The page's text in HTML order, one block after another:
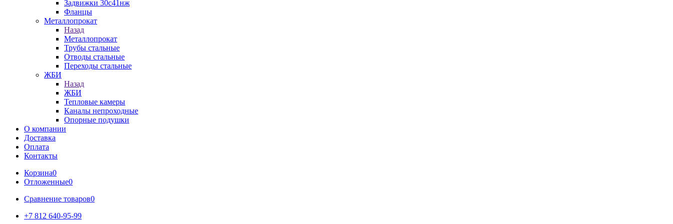
Задвижки 30с41нж
Фланцы
Металлопрокат
Назад
Металлопрокат
Трубы стальные
Отводы стальные
Переходы стальные
ЖБИ
Назад
ЖБИ
Тепловые камеры
Каналы непроходные
Опорные подушки
О компании
Доставка
Оплата
Контакты
Корзина0
Отложенные0
Сравнение товаров0
+7 812 640-95-99